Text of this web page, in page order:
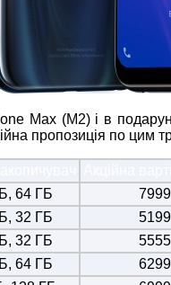
Max (M2) і в
пропозиція по цим
64 ГБ 7999
32 ГБ 5199
32 ГБ 5555
64 ГБ 6299